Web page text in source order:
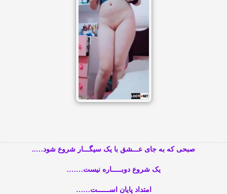
صبحی که به جای عـــشق با یک سیگـــار شروع شود…..
یک شروع دوبـــــاره نیست…….
امتداد پایان اســــــت……